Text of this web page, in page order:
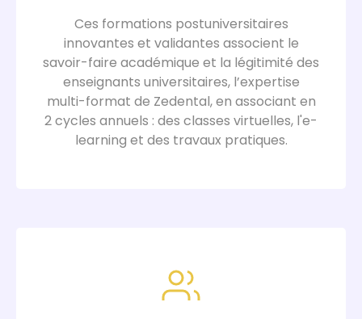
Ces formations postuniversitaires
innovantes et validantes associent le
savoir-faire académique et la légitimité des
enseignants universitaires, l’expertise
multi-format de Zedental, en associant en
2 cycles annuels : des classes virtuelles, l'e-
learning et des travaux pratiques.